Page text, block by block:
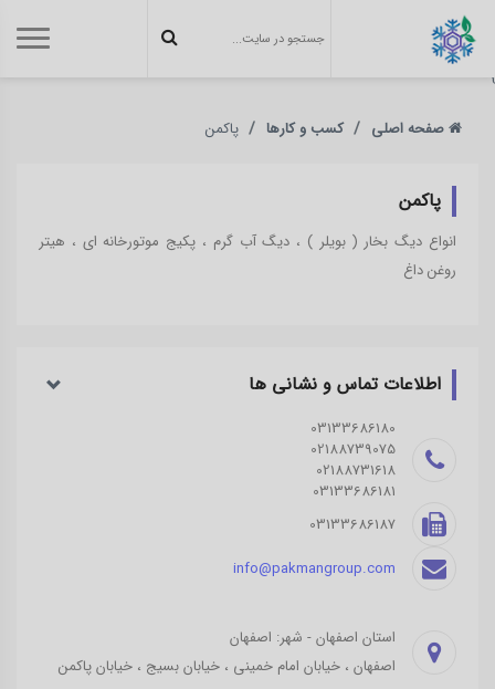
}
صفحه اصلی کسب و کارها پاکمن
پاکمن
انواع دیگ بخار ( بویلر ) ، دیگ آب گرم ، پکیج موتورخانه ای ، هیتر
روغن داغ
اطلاعات تماس و نشانی ‌ها
03133686180
02188739075
02188731618
03133686181
03133686187
info@pakmangroup.com
استان اصفهان - شهر: اصفهان
اصفهان ، خیابان امام خمینی ، خیابان بسیج ، خیابان پاکمن